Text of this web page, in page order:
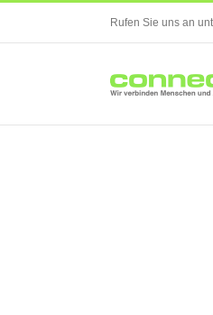
content
Rufen Sie uns an